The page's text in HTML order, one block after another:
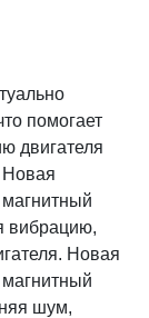
помогает
двигателя
Новая
вибрацию,
Новая
шум,